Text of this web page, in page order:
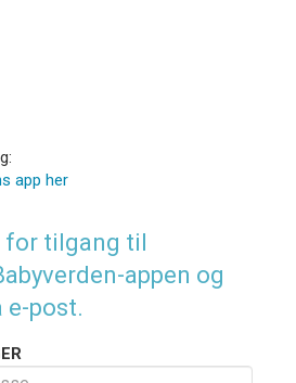
app her
for tilgang til
appen og
e-post.